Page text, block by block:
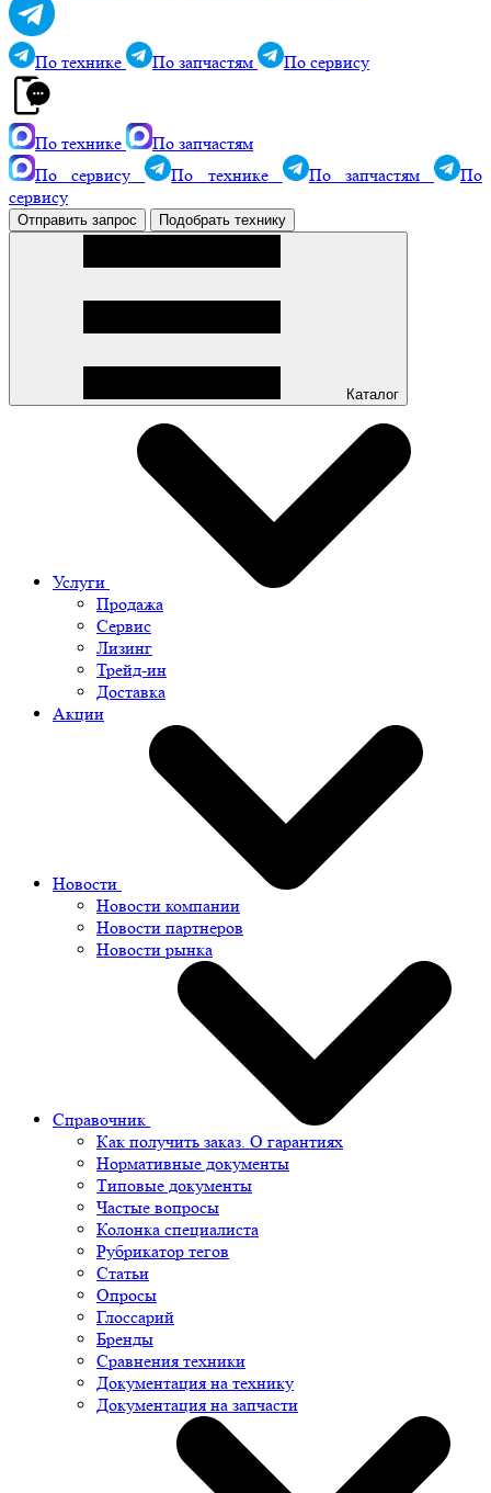
По технике По запчастям По сервису
По технике
По запчастям
По сервису
По технике По запчастям
По
сервису
Отправить запрос Подобрать технику
Каталог
Услуги
Продажа
Сервис
Лизинг
Трейд-ин
Доставка
Акции
Новости
Новости компании
Новости партнеров
Новости рынка
Справочник
Как получить заказ. О гарантиях
Нормативные документы
Типовые документы
Частые вопросы
Колонка специалиста
Рубрикатор тегов
Статьи
Опросы
Глоссарий
Бренды
Сравнения техники
Документация на технику
Документация на запчасти